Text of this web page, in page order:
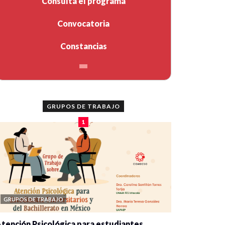
Convocatoria
Constancias
GRUPOS DE TRABAJO
1
GRUPOS DE TRABAJO